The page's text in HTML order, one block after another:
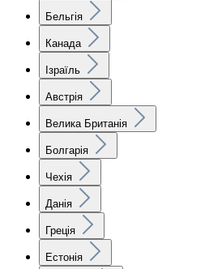
Бельгія
Канада
Ізраїль
Австрія
Велика Британія
Болгарія
Чехія
Данія
Греція
Естонія